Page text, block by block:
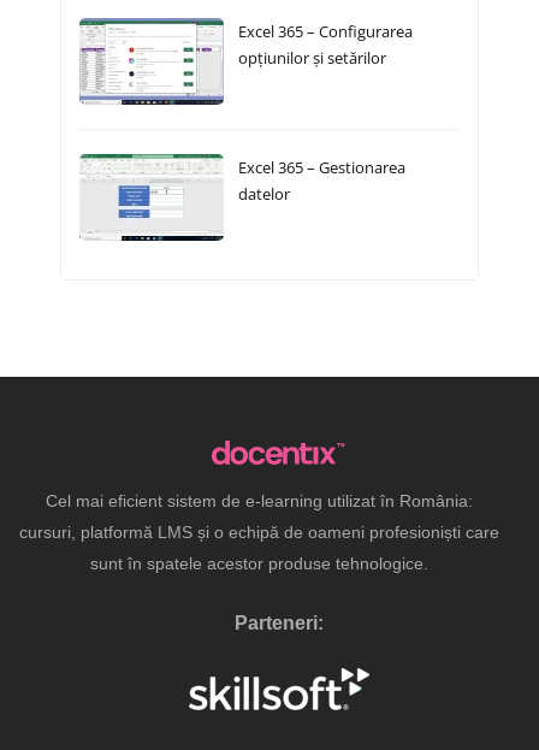
Excel 365 – Configurarea
opțiunilor și setărilor
Excel 365 – Gestionarea
datelor
Cel mai eficient sistem de e-learning utilizat în România:
cursuri, platformă LMS și o echipă de oameni profesioniști care
sunt în spatele acestor produse tehnologice.
Parteneri: